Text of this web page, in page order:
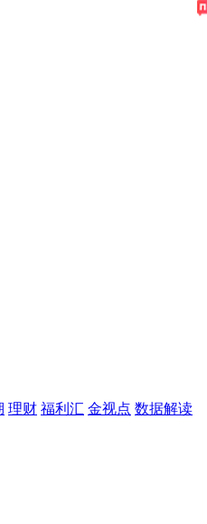
理财 福利汇 金视点 数据解读